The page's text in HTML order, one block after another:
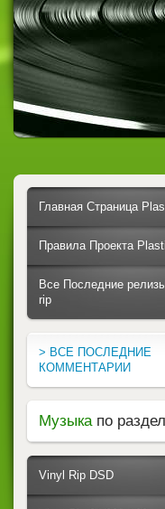
Главная Страница
Правила Проекта
Все Последние
rip
> ВСЕ ПОСЛЕДНИЕ
КОММЕНТАРИИ
Музыка по
Vinyl Rip DSD